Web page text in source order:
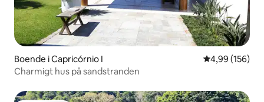
Boende i Capricórnio I 4,99 av 5 i
4,99 (156)
Charmigt hus på sandstranden